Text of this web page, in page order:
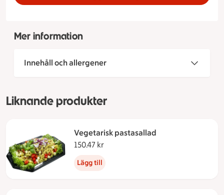
Mer information
Innehåll och allergener
Liknande produkter
Vegetarisk pastasallad
150.47 kr
Lägg till